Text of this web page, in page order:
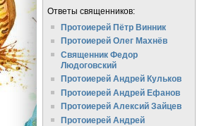
Ответы священников:
Протоиерей Пётр Винник
Протоиерей Олег Махнёв
Священник Федор
Людоговский
Протоиерей Андрей Кульков
Протоиерей Андрей Ефанов
Протоиерей Алексий Зайцев
Протоиерей Андрей